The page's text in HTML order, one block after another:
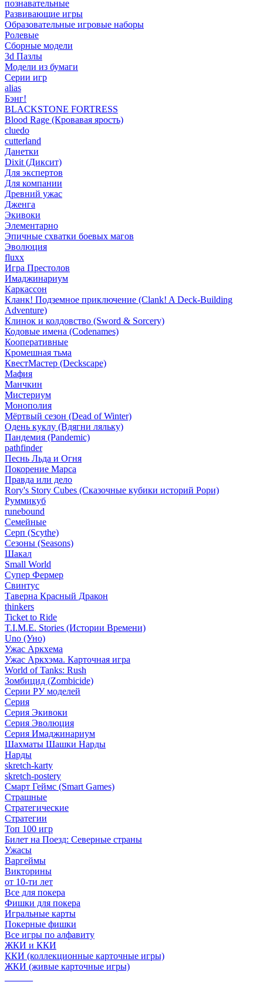
познавательные
Развивающие игры
Образовательные игровые наборы
Ролевые
Сборные модели
3d Пазлы
Модели из бумаги
Серии игр
alias
Бэнг!
BLACKSTONE FORTRESS
Blood Rage (Кровавая ярость)
cluedo
cutterland
Данетки
Dixit (Диксит)
Для экспертов
Для компании
Древний ужас
Дженга
Экивоки
Элементарно
Эпичные схватки боевых магов
Эволюция
fluxx
Игра Престолов
Имаджинариум
Каркассон
Кланк! Подземное приключение (Clank! A Deck-Building
Adventure)
Клинок и колдовство (Sword & Sorcery)
Кодовые имена (Codenames)
Кооперативные
Кромешная тьма
КвестМастер (Deckscape)
Мафия
Манчкин
Мистериум
Монополия
Мёртвый сезон (Dead of Winter)
Одень куклу (Вдягни ляльку)
Пандемия (Pandemic)
pathfinder
Песнь Льда и Огня
Покорение Марса
Правда или дело
Rory's Story Cubes (Сказочные кубики историй Рори)
Руммикуб
runebound
Семейные
Серп (Scythe)
Сезоны (Seasons)
Шакал
Small World
Супер Фермер
Свинтус
Таверна Красный Дракон
thinkers
Ticket to Ride
T.I.M.E. Stories (Истории Времени)
Uno (Уно)
Ужас Аркхема
Ужас Аркхэма. Карточная игра
World of Tanks: Rush
Зомбицид (Zombicide)
Серии РУ моделей
Серия
Серия Экивоки
Серия Эволюция
Серия Имаджинариум
Шахматы Шашки Нарды
Нарды
skretch-karty
skretch-postery
Смарт Геймс (Smart Games)
Страшные
Стратегические
Стратегии
Топ 100 игр
Билет на Поезд: Северные страны
Ужасы
Варгеймы
Викторины
от 10-ти лет
Все для покера
Фишки для покера
Игральные карты
Покерные фишки
Все игры по алфавиту
ЖКИ и ККИ
ККИ (коллекционные карточные игры)
ЖКИ (живые карточные игры)